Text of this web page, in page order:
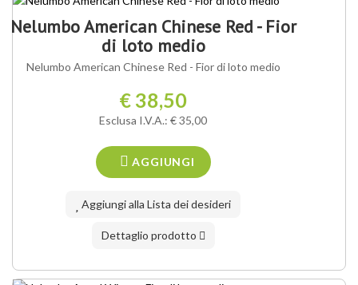
Nelumbo American Chinese Red - Fior
di loto medio
Nelumbo American Chinese Red - Fior di loto medio
€ 38,50
Esclusa I.V.A.: € 35,00
AGGIUNGI
Aggiungi alla Lista dei desideri
Dettaglio prodotto